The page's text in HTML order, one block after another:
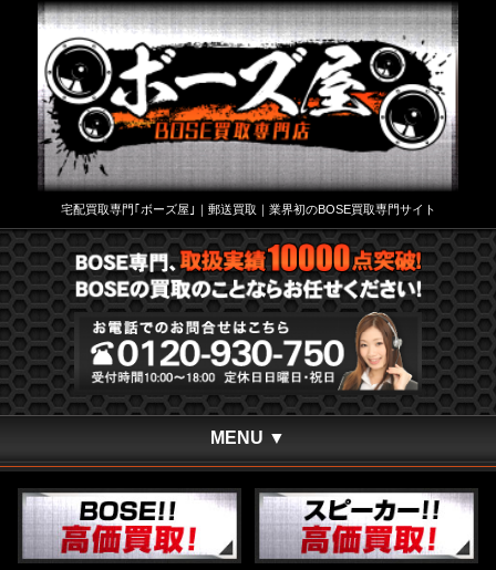
宅配買取専門｢ボーズ屋｣｜郵送買取｜業界初のBOSE買取専門サイト
MENU ▼